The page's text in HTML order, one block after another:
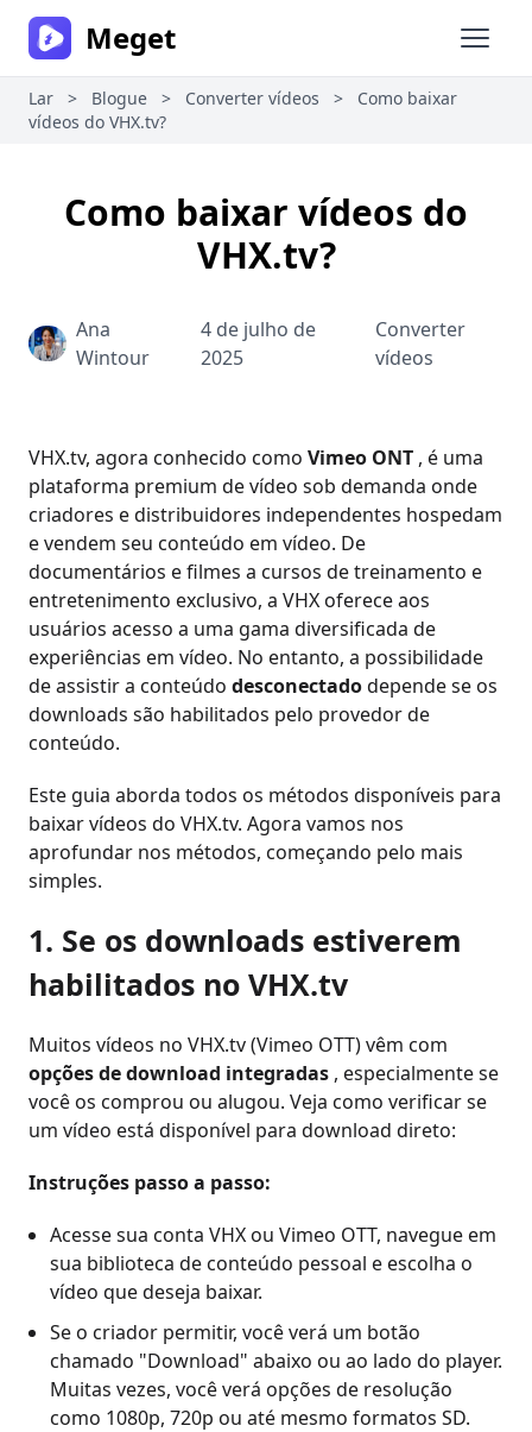
Abrir
Meget
Lar > Blogue > Converter vídeos >
Como baixar
vídeos do VHX.tv?
Como baixar vídeos do
VHX.tv?
Ana
Wintour
4 de julho de
2025
Converter
vídeos
VHX.tv, agora conhecido como Vimeo ONT , é uma
plataforma premium de vídeo sob demanda onde
criadores e distribuidores independentes hospedam
e vendem seu conteúdo em vídeo. De
documentários e filmes a cursos de treinamento e
entretenimento exclusivo, a VHX oferece aos
usuários acesso a uma gama diversificada de
experiências em vídeo. No entanto, a possibilidade
de assistir a conteúdo desconectadodepende se os
downloads são habilitados pelo provedor de
conteúdo.
Este guia aborda todos os métodos disponíveis para
baixar vídeos do VHX.tv. Agora vamos nos
aprofundar nos métodos, começando pelo mais
simples.
1. Se os downloads estiverem
habilitados no VHX.tv
Muitos vídeos no VHX.tv (Vimeo OTT) vêm com
opções de download integradas , especialmente se
você os comprou ou alugou. Veja como verificar se
um vídeo está disponível para download direto:
Instruções passo a passo:
Acesse sua conta VHX ou Vimeo OTT, navegue em
sua biblioteca de conteúdo pessoal e escolha o
vídeo que deseja baixar.
Se o criador permitir, você verá um botão
chamado "Download" abaixo ou ao lado do player.
Muitas vezes, você verá opções de resolução
como 1080p, 720p ou até mesmo formatos SD.